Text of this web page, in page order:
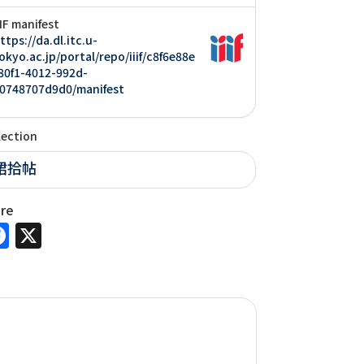
manifest
da.dl.itc.u-
portal/repo/iiif/c8f6e88e
4012-992d-
manifest
拾帖
Facebook
X